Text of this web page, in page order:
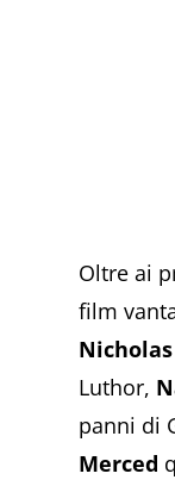
Oltre ai
film
Luthor,
panni di
Merced